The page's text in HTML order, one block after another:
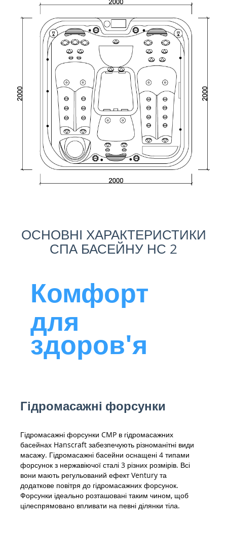
ОСНОВНІ ХАРАКТЕРИСТИКИ
СПА БАСЕЙНУ НС 2
Комфорт
для
здоров'я
Гідромасажні форсунки
Гідромасажні форсунки CMP в гідромасажних
басейнах Hanscraft забезпечують різноманітні види
масажу. Гідромасажні басейни оснащені 4 типами
форсунок з нержавіючої сталі 3 різних розмірів. Всі
вони мають регульований ефект Ventury та
додаткове повітря до гідромасажних форсунок.
Форсунки ідеально розташовані таким чином, щоб
цілеспрямовано впливати на певні ділянки тіла.